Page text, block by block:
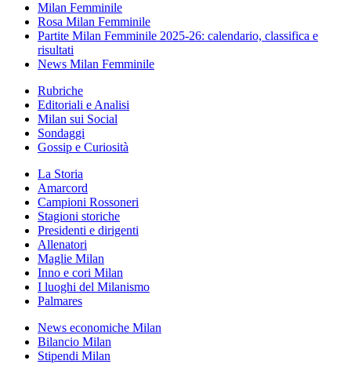
Milan Femminile
Rosa Milan Femminile
Partite Milan Femminile 2025-26: calendario, classifica e
risultati
News Milan Femminile
Rubriche
Editoriali e Analisi
Milan sui Social
Sondaggi
Gossip e Curiosità
La Storia
Amarcord
Campioni Rossoneri
Stagioni storiche
Presidenti e dirigenti
Allenatori
Maglie Milan
Inno e cori Milan
I luoghi del Milanismo
Palmares
News economiche Milan
Bilancio Milan
Stipendi Milan